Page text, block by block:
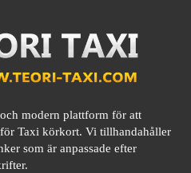
modern plattform för att
Taxi körkort. Vi tillhandahåller
som är anpassade efter